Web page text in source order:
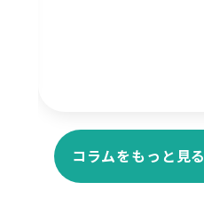
コラムをもっと見る